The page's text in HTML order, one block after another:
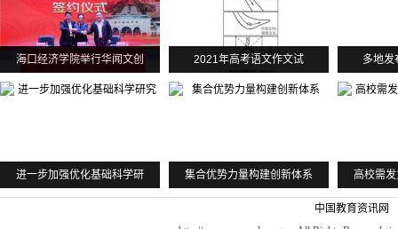
海口经济学院举行华闻文创 2021年高考语文作文试 多地发
进一步加强优化基础科学研 集合优势力量构建创新体系 高校需
中国教育资讯网